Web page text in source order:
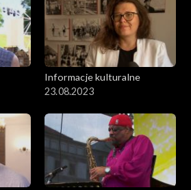
Informacje kulturalne
23.08.2023